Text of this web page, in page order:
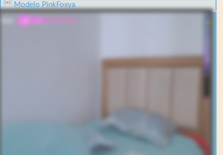
Modelo PinkFoxya